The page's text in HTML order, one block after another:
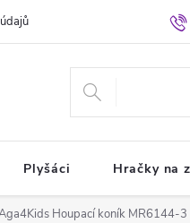
Plyšáci Hračky na
Houpací koník MR6144-3